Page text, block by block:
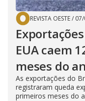
REVISTA OESTE/
EUA caem
meses do
As exportações do
registraram queda
primeiros meses do